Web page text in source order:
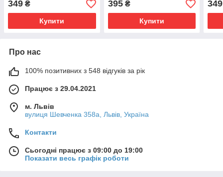
349 ₴
Купити
395₴
Купити
349
Про нас
100% позитивних з 548 відгуків за рік
Працює з 29.04.2021
м. Львів
вулиця Шевченка 358а, Львів, Україна
Контакти
Сьогодні працює з 09:00 до 19:00
Показати весь графік роботи